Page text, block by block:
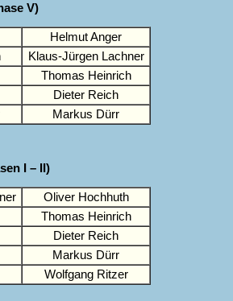
V)
Helmut Anger
Klaus-Jürgen Lachner
Thomas Heinrich
Dieter Reich
Markus Dürr
I – II)
Oliver Hochhuth
Thomas Heinrich
Dieter Reich
Markus Dürr
Wolfgang Ritzer